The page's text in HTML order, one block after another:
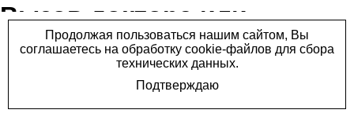
Вызов доктора или
медсестры для взятия
анализов на дом.
Вызов доктора или медсестры для взятия анализов на